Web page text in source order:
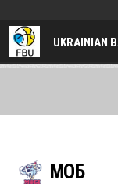
UKRAINIAN
MОБ